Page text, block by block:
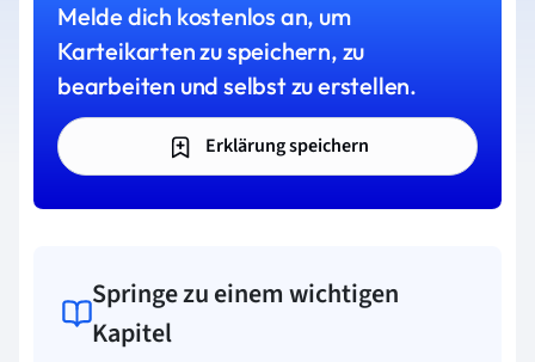
Melde dich kostenlos an, um
Karteikarten zu speichern, zu
bearbeiten und selbst zu erstellen.
Erklärung speichern
Springe zu einem wichtigen
Kapitel